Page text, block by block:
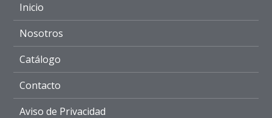
Inicio
Nosotros
Catálogo
Contacto
Aviso de Privacidad